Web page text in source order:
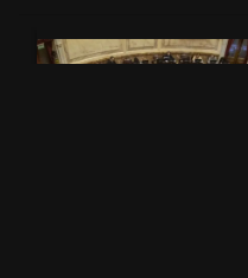
Un artículo de tendencia con